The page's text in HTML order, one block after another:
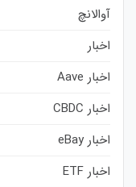
آوالانچ
اخبار
اخبار Aave
اخبار CBDC
اخبار eBay
اخبار ETF